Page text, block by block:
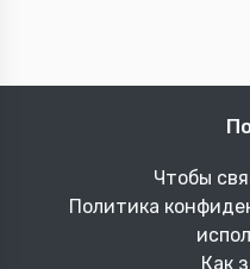
Semecca серый для